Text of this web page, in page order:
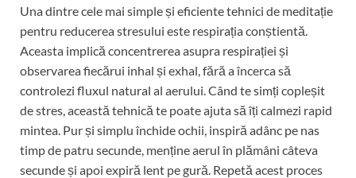
Una dintre cele mai simple și eficiente tehnici de meditație
pentru reducerea stresului este respirația conștientă.
Aceasta implică concentrerea asupra respirației și
observarea fiecărui inhal și exhal, fără a încerca să
controlezi fluxul natural al aerului. Când te simți copleșit
de stres, această tehnică te poate ajuta să îți calmezi rapid
mintea. Pur și simplu închide ochii, inspiră adânc pe nas
timp de patru secunde, menține aerul în plămâni câteva
secunde și apoi expiră lent pe gură. Repetă acest proces